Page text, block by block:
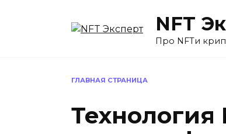
NFT
Про NFTи
ГЛАВНАЯ СТРАНИЦА
Технология